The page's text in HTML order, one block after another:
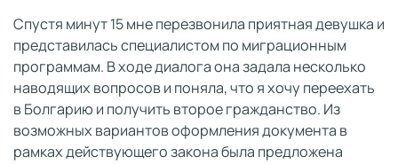
Спустя минут 15 мне перезвонила приятная девушка и
представилась специалистом по миграционным
программам. В ходе диалога она задала несколько
наводящих вопросов и поняла, что я хочу переехать
в Болгарию и получить второе гражданство. Из
возможных вариантов оформления документа в
рамках действующего закона была предложена